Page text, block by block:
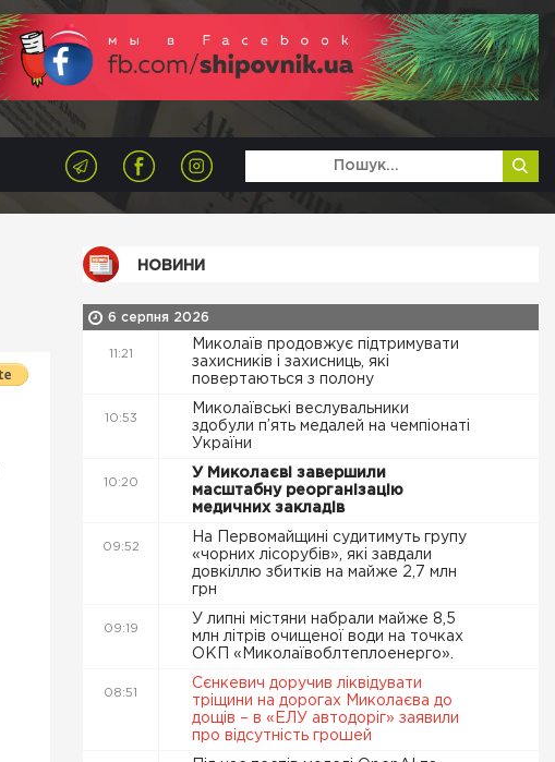
НОВИНИ
6 серпня 2026
11:21
Миколаїв продовжує підтримувати
захисників і захисниць, які
повертаються з полону
10:53
Миколаївські веслувальники
здобули п’ять медалей на чемпіонаті
України
10:20
У Миколаєві завершили
масштабну реорганізацію
медичних закладів
09:52
На Первомайщині судитимуть групу
«чорних лісорубів», які завдали
довкіллю збитків на майже 2,7 млн
грн
09:19
У липні містяни набрали майже 8,5
млн літрів очищеної води на точках
ОКП «Миколаївоблтеплоенерго».
08:51
Сєнкевич доручив ліквідувати
тріщини на дорогах Миколаєва до
дощів – в «ЕЛУ автодоріг» заявили
про відсутність грошей